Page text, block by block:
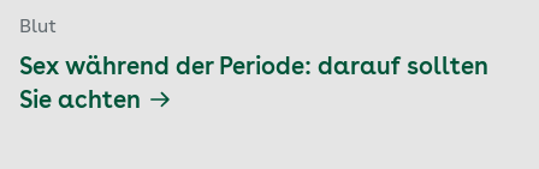
Blut
Sex während der Periode: darauf sollten
Sie achten